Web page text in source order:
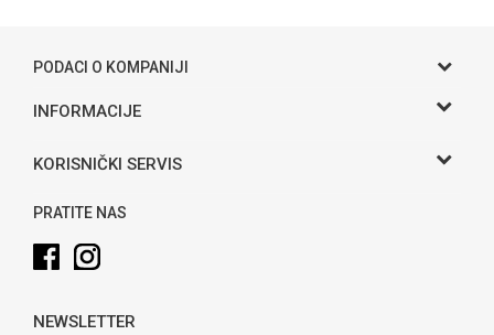
PODACI O KOMPANIJI
Gama S doo
Adresa
Telefon:
Email:
Račun
INFORMACIJE
O nama
KORISNIČKI SERVIS
Uslovi korišćenja i prodaje
Kako kupiti
Plaćanje karticama
PRATITE NAS
NEWSLETTER